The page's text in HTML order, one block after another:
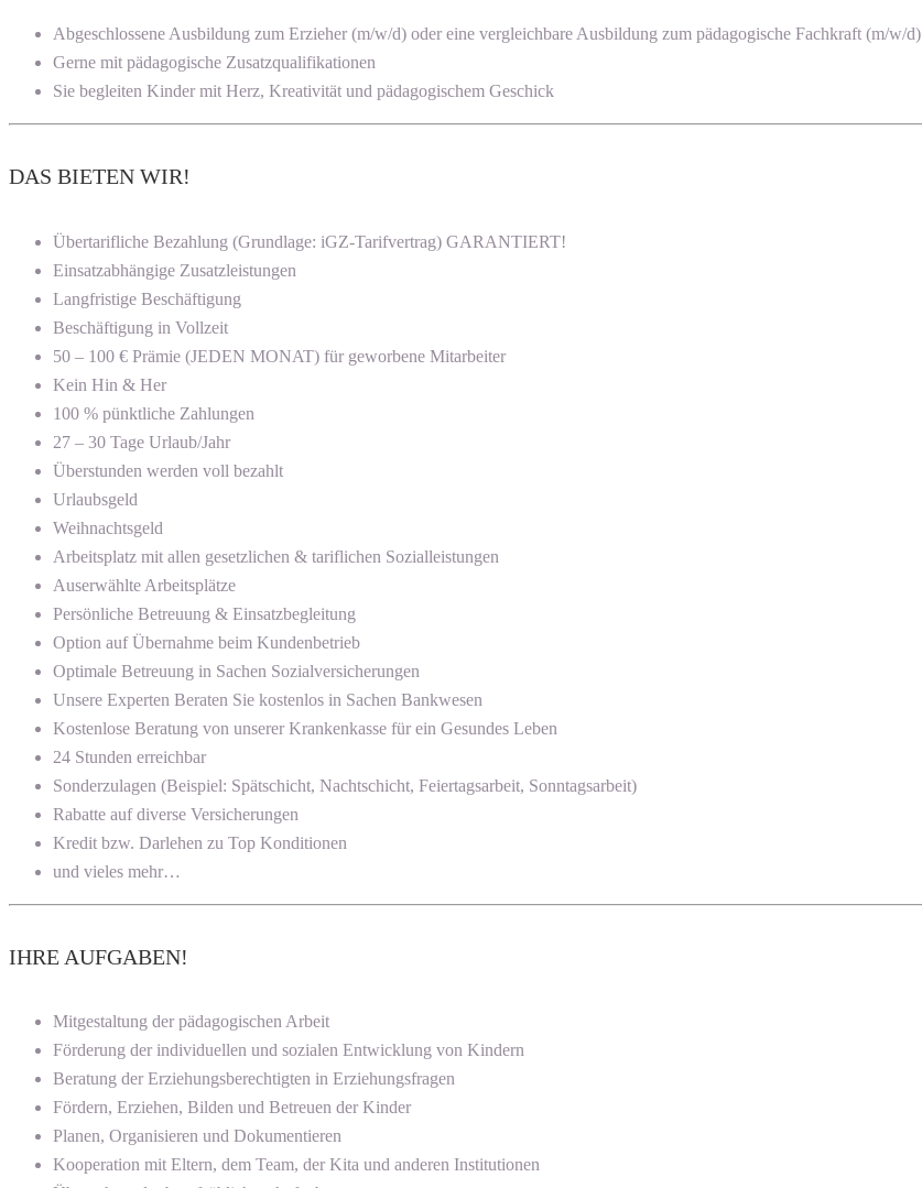
Abgeschlossene Ausbildung zum Erzieher (m/w/d) oder eine vergleichbare Ausbildung zum pädagogische Fachkraft (m/w/d)
Gerne mit pädagogische Zusatzqualifikationen
Sie begleiten Kinder mit Herz, Kreativität und pädagogischem Geschick
DAS BIETEN WIR!
Übertarifliche Bezahlung (Grundlage: iGZ-Tarifvertrag) GARANTIERT!
Einsatzabhängige Zusatzleistungen
Langfristige Beschäftigung
Beschäftigung in Vollzeit
50 – 100 € Prämie (JEDEN MONAT) für geworbene Mitarbeiter
Kein Hin & Her
100 % pünktliche Zahlungen
27 – 30 Tage Urlaub/Jahr
Überstunden werden voll bezahlt
Urlaubsgeld
Weihnachtsgeld
Arbeitsplatz mit allen gesetzlichen & tariflichen Sozialleistungen
Auserwählte Arbeitsplätze
Persönliche Betreuung & Einsatzbegleitung
Option auf Übernahme beim Kundenbetrieb
Optimale Betreuung in Sachen Sozialversicherungen
Unsere Experten Beraten Sie kostenlos in Sachen Bankwesen
Kostenlose Beratung von unserer Krankenkasse für ein Gesundes Leben
24 Stunden erreichbar
Sonderzulagen (Beispiel: Spätschicht, Nachtschicht, Feiertagsarbeit, Sonntagsarbeit)
Rabatte auf diverse Versicherungen
Kredit bzw. Darlehen zu Top Konditionen
und vieles mehr…
IHRE AUFGABEN!
Mitgestaltung der pädagogischen Arbeit
Förderung der individuellen und sozialen Entwicklung von Kindern
Beratung der Erziehungsberechtigten in Erziehungsfragen
Fördern, Erziehen, Bilden und Betreuen der Kinder
Planen, Organisieren und Dokumentieren
Kooperation mit Eltern, dem Team, der Kita und anderen Institutionen